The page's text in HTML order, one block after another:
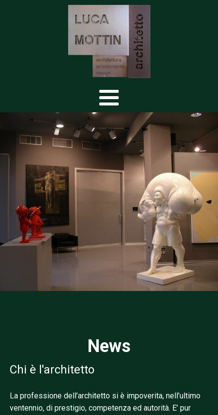
News
Chi è l'architetto
La professione dell’architetto si è impoverita, nell’ultimo
ventennio, di prestigio, competenza ed autorità. E’ pur